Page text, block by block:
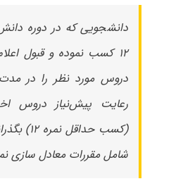
دانشجویی که در دوره
۱۲ کسب نموده و قبول
دروس مورد نظر را در
رعایت پیش‌نیاز دروس
(کسب
شامل مقررات معادل سازی